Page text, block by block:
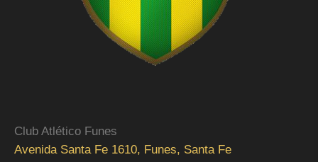
Club Atlético Funes
Avenida Santa Fe 1610, Funes, Santa Fe